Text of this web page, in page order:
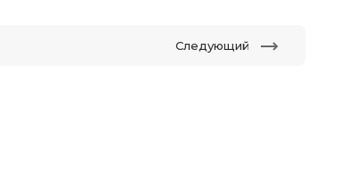
Следующий